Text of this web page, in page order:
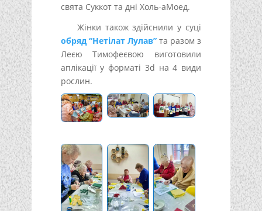
свята Суккот та дні Холь-аМоед.
Жінки також здійснили у суці
обряд “Нетілат Лулав”та разом з
Леєю Тимофеєвою виготовили
аплікації у форматі 3d на 4 види
рослин.